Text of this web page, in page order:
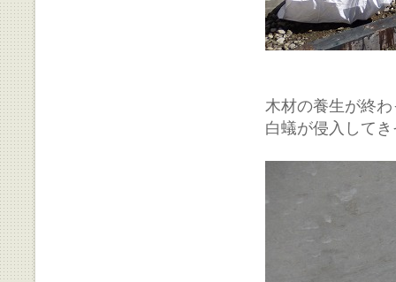
木材の養生が終
白蟻が侵入して